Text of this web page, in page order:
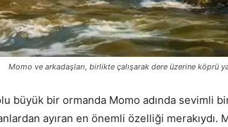
Momo ve arkadaşları, birlikte çalışarak dere üzerine köprü
büyük bir ormanda Momo adında sevimli
ayıran en önemli özelliği